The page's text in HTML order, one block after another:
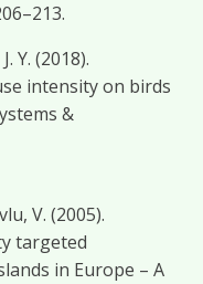
Y. (2018).
intensity on birds
&
V. (2005).
targeted
in Europe – A